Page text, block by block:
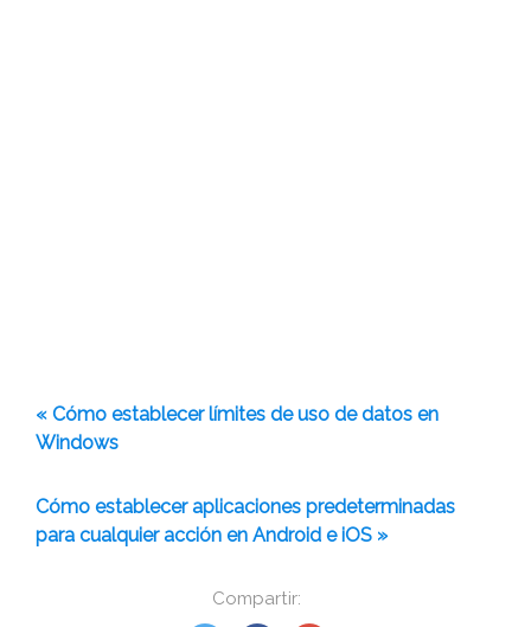
Compartir:
« Cómo establecer límites de uso de datos en
Windows
Cómo establecer aplicaciones predeterminadas
para cualquier acción en Android e iOS »